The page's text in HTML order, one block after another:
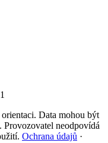
Data mohou být
Provozovatel neodpovídá
Ochrana údajů ·